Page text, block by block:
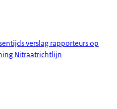
verslag rapporteurs op
Nitraatrichtlijn